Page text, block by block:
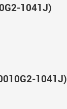
1041J)
1041J)